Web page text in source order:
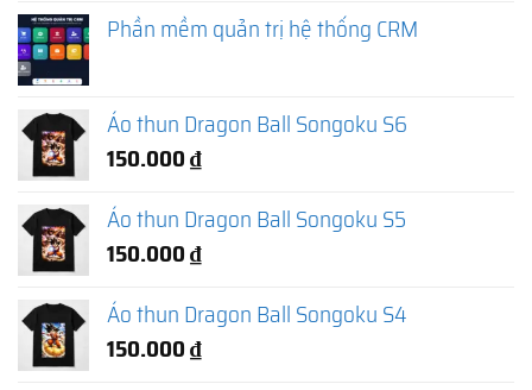
Phần mềm quản trị hệ thống CRM
Áo thun Dragon Ball Songoku S6
150.000₫
Áo thun Dragon Ball Songoku S5
150.000₫
Áo thun Dragon Ball Songoku S4
150.000₫